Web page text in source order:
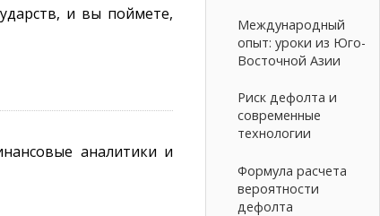
и вы поймете,
аналитики и
Международный
опыт: уроки из Юго-
Восточной Азии
Риск дефолта и
современные
технологии
Формула расчета
вероятности
дефолта